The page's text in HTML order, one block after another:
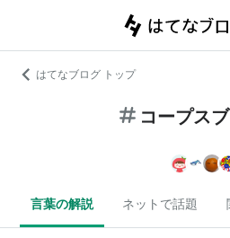
はてなブログ トップ
コープス
言葉の解説 ネットで話題